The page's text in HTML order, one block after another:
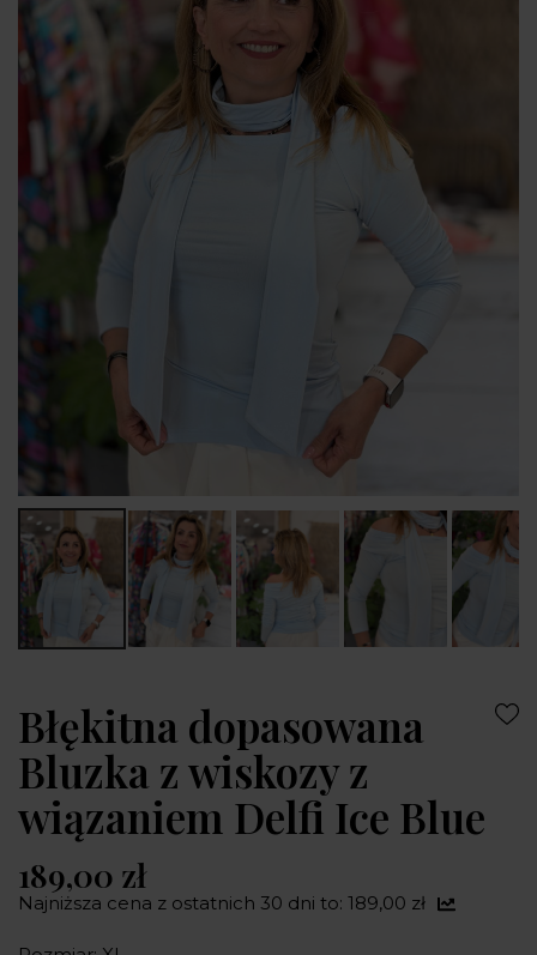
Błękitna dopasowana
Bluzka z wiskozy z
wiązaniem Delfi Ice Blue
189,00 zł
Najniższa cena z ostatnich 30 dni to: 189,00 zł